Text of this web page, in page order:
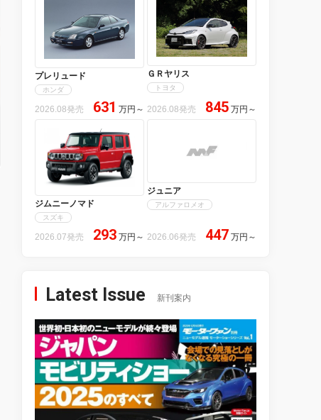
プレリュード
ホンダ
2026.08発売 631 万円 ～
ＧＲヤリス
トヨタ
2026.08発売 845 万円 ～
ジムニーノマド
スズキ
2026.07発売 293 万円 ～
ジュニア
アルファロメオ
2026.06発売 447 万円 ～
Latest Issue 新刊案内